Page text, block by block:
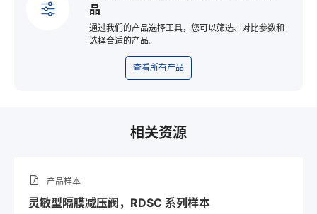
品
通过我们的产品选择工具，您可以筛选、对比参数和
选择合适的产品。
查看所有产品
相关资源
产品样本
灵敏型隔膜减压阀，RDSC 系列样本